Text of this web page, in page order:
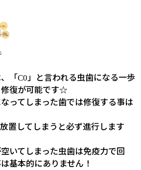
「C0」と言われる虫歯になる一歩
復が可能です☆
ってしまった歯では修復する事は
置してしまうと必ず進行します
いてしまった虫歯は免疫力で回
基本的にありません！